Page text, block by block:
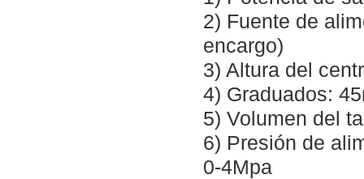
2) Fuente de
encargo)
3) Altura del
4) Graduados:
5) Volumen del
6) Presión de
0-4Mpa